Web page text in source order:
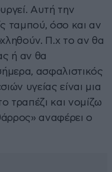
Αυτή την
ταμπού, όσο και αν
Π.χ το αν θα
ή αν θα
ασφαλιστικός
υγείας είναι μια
τραπέζι και νομίζω
αναφέρει ο